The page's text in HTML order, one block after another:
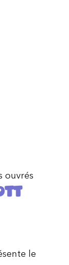
ouvrés
le